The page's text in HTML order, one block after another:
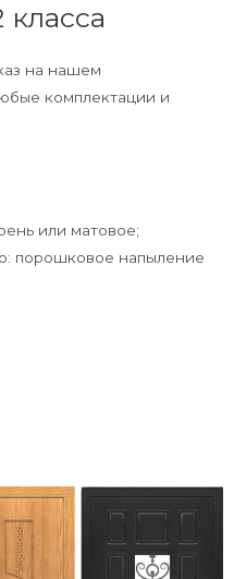
на нашем
комплектации и
или матовое;
порошковое напыление